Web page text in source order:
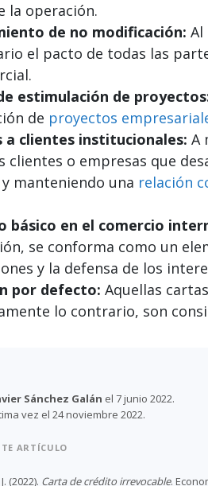
la operación.
de no modificación: Al
el pacto de todas las
estimulación de
de proyectos
a clientes institucionales: A
clientes o empresas que
manteniendo una relación
básico en el comercio
se conforma como un
y la defensa de los
por defecto: Aquellas
lo contrario, son
Sánchez Galán el 7 junio 2022.
vez el 24 noviembre 2022.
ARTÍCULO
(2022). Carta de crédito irrevocable.